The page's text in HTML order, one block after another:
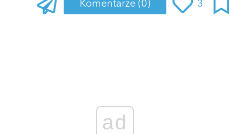
Komentarze (0) 3
ad